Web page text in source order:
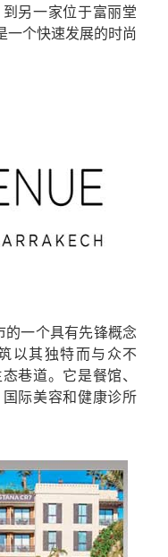
另一家位于富丽堂
一个快速发展的时尚
的一个具有先锋概念
以其独特而与众不
巷道。它是餐馆、
际美容和健康诊所